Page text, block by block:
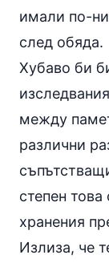
имали по-
след обяда.
Хубаво би
между
различни
степен
хранения
Излиза, че